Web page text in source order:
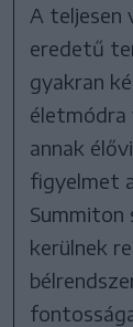
A teljesen
eredetű
gyakran
életmódra
annak
figyelmet
Summiton
kerülnek